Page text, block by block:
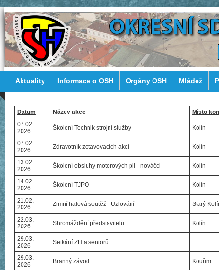
Aktuality Informace o OSH Orgány OSH Mládež
Datum Název akce
Místo
07.02.
2026
Školení Technik strojní služby Kolín
07.02.
2026
Zdravotník zotavovacích akcí Kolín
13.02.
2026
Školení obsluhy motorových pil - nováčci Kolín
14.02.
2026
Školení TJPO Kolín
21.02.
2026
Zimní halová soutěž - Uzlování Starý
22.03.
2026
Shromáždění představitelů Kolín
29.03.
2026
Setkání ZH a seniorů
29.03.
2026
Branný závod Kouřim